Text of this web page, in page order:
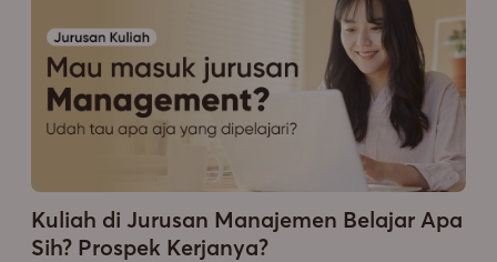
Kuliah di Jurusan Manajemen Belajar Apa
Sih? Prospek Kerjanya?